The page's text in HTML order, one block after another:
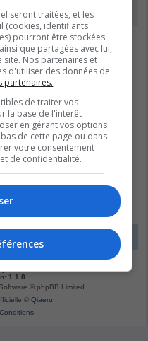
UTC-04:00
2.0
1.1.8
© phpBB Limited
© Qiaeru
Conditions
seront traitées, et les
(cookies, identifiants
pourront être stockées
que partagées avec lui,
site. Nos partenaires et
d'utiliser des données de
partenaires.
de traiter vos
la base de l'intérêt
en gérant vos options
de cette page ou dans
votre consentement
de confidentialité.